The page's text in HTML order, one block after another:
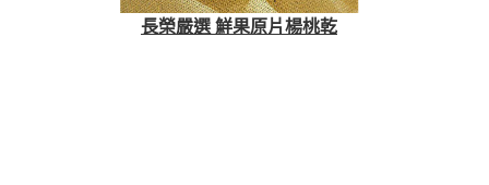
長榮嚴選 鮮果原片楊桃乾